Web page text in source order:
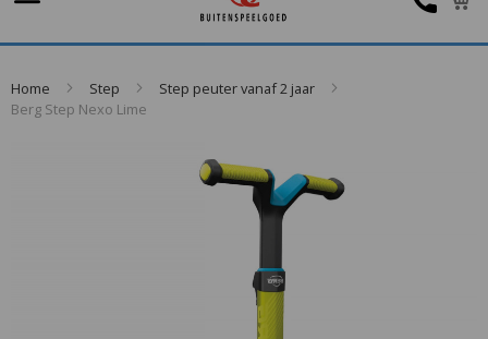
Home Step
Step peuter vanaf 2 jaar
Berg Step Nexo Lime